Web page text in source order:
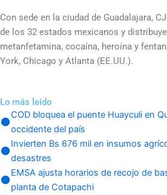
Con sede en la ciudad de Guadalajara,
de los 32 estados mexicanos y
metanfetamina, cocaína, heroína y
York, Chicago y Atlanta (EE.UU.).
Lo más leido
COD bloquea el puente Huayculi en
occidente del país
Invierten Bs 676 mil en insumos
desastres
EMSA ajusta horarios de recojo de
planta de Cotapachi